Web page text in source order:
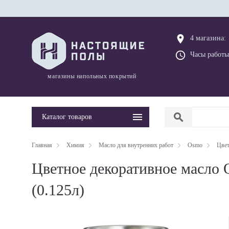
магазины напольных покрытий
place 4 магазина:
query_builder Часы
Каталог товаров search
Главная Химия Масло для внутренних работ Osmo
Цветное декоративное
(0.125л)